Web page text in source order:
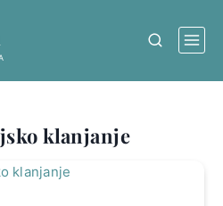
klanjanje